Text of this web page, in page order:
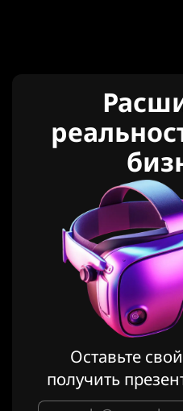
Оставьте
получить